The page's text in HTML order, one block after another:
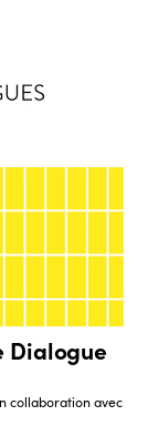
Dialogue
collaboration avec